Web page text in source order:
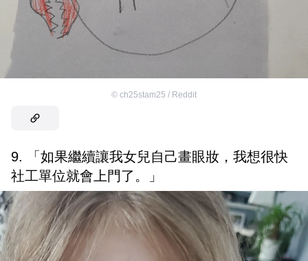
© ch25stam25 / Reddit
9. 「如果繼續讓我女兒自己畫眼妝，我想很快
社工單位就會上門了。」